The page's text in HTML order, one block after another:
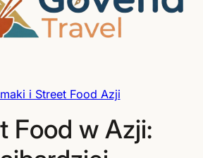
i Street Food Azji
Food w Azji: